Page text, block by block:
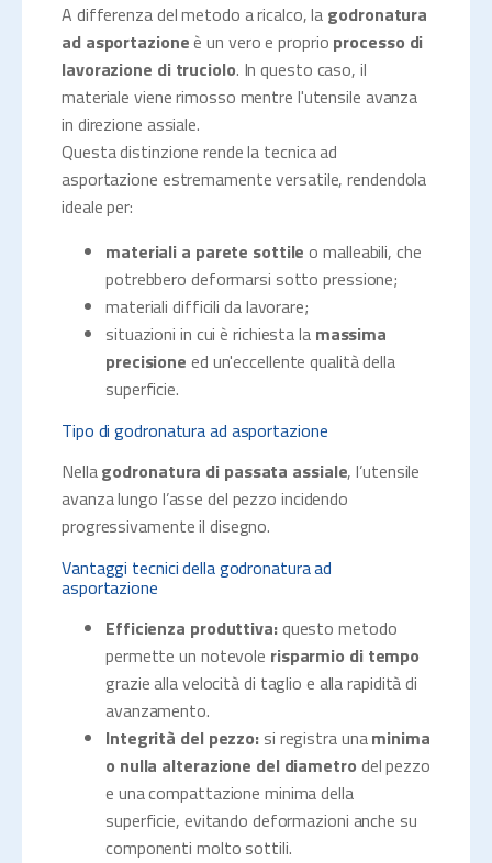
A differenza del metodo a ricalco, la godronatura
ad asportazioneè un vero e proprio processo di
lavorazione di truciolo. In questo caso, il
materiale viene rimosso mentre l'utensile avanza
in direzione assiale.
Questa distinzione rende la tecnica ad
asportazione estremamente versatile, rendendola
ideale per:
materiali a parete sottileo malleabili, che
potrebbero deformarsi sotto pressione;
materiali difficili da lavorare;
situazioni in cui è richiesta la massima
precisione ed un'eccellente qualità della
superficie.
Tipo di godronatura ad asportazione
Nellagodronatura di passata assiale, l’utensile
avanza lungo l’asse del pezzo incidendo
progressivamente il disegno.
Vantaggi tecnici della godronatura ad
asportazione
Efficienza produttiva:questo metodo
permette un notevole risparmio di tempo
grazie alla velocità di taglio e alla rapidità di
avanzamento.
Integrità del pezzo: si registra unaminima
o nulla alterazione del diametro del pezzo
e una compattazione minima della
superficie, evitando deformazioni anche su
componenti molto sottili.